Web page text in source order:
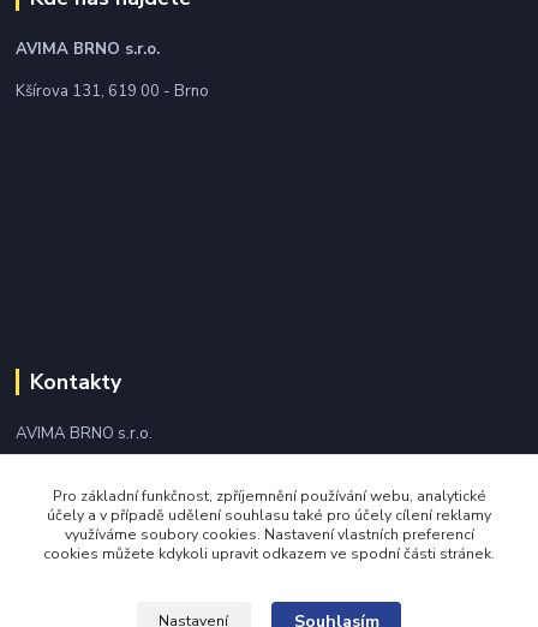
AVIMA BRNO s.r.o.
Kšírova 131, 619 00 - Brno
Kontakty
AVIMA BRNO s.r.o.
+420 543 249 338
avima@avima.cz
Pro základní funkčnost, zpříjemnění používání webu, analytické
účely a v případě udělení souhlasu také pro účely cílení reklamy
využíváme soubory cookies. Nastavení vlastních preferencí
cookies můžete kdykoli upravit odkazem ve spodní části stránek.
Nastavení Souhlasím